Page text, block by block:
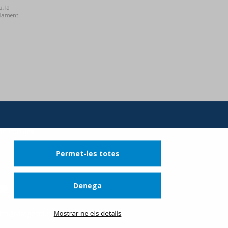
Permet-les totes
Denega
Mostrar-ne els detalls
la
cookies
info@viatgesplus.com